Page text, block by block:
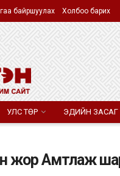
байршуулах Холбоо барих
УЛС ТӨР ЭДИЙН ЗАСАГ
жор‬ Амтлаж